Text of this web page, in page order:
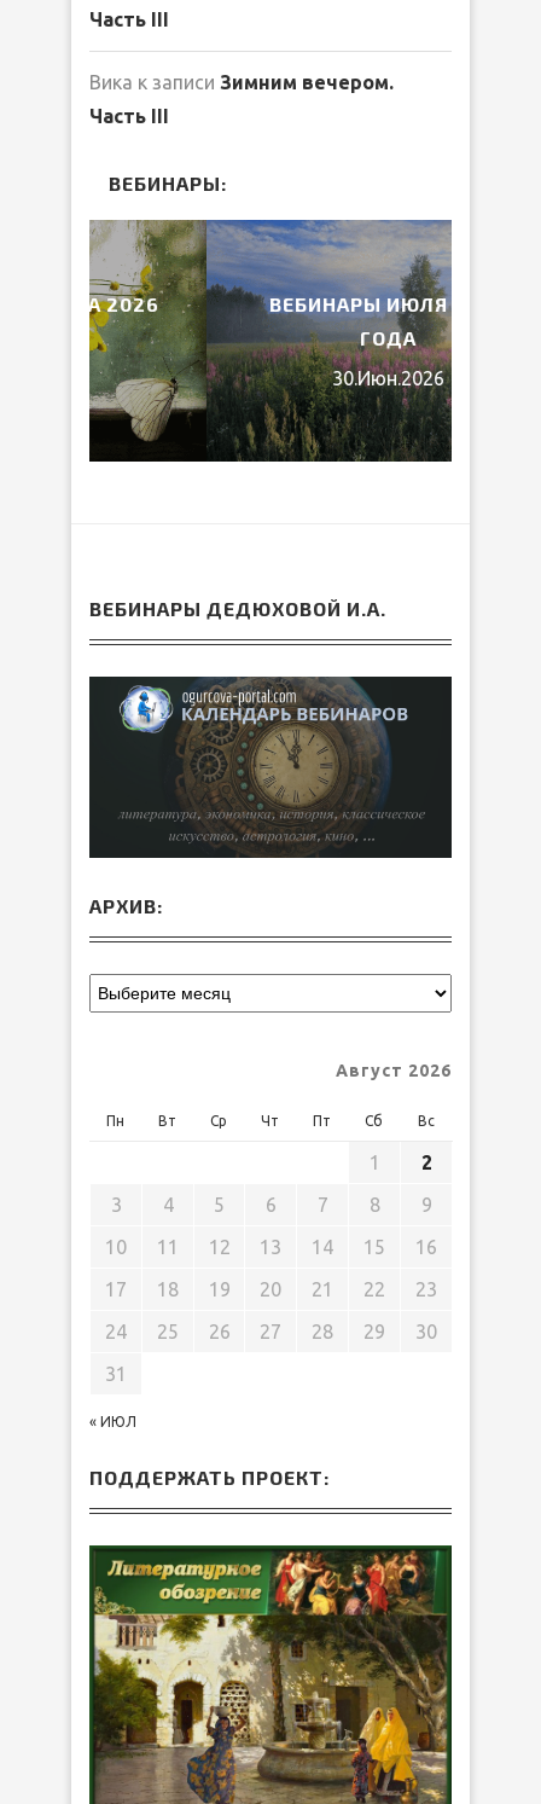
Часть III
Вика к записи Зимним вечером.
Часть III
ВЕБИНАРЫ:
ВЕБИНАРЫ ИЮЛЯ 2026
ГОДА
30.Июн.2026
ВЕБИНАРЫ ДЕДЮХОВОЙ И.А.
АРХИВ:
Август 2026
Пн Вт Ср Чт Пт Сб Вс
« ИЮЛ
1
2
3
4 5 6 7 8
9
10
11 12 13 14 15
16
17
18 19 20 21 22
23
24
25 26 27 28 29
30
31
ПОДДЕРЖАТЬ ПРОЕКТ: